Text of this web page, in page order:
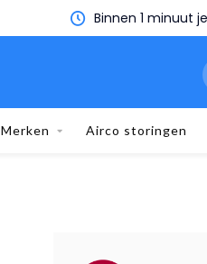
Binnen 1 minuut
Merken Airco storingen